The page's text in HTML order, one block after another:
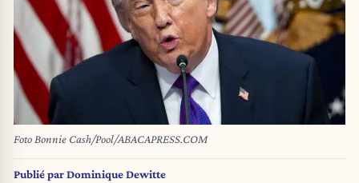
Foto Bonnie Cash/Pool/ABACAPRESS.COM
Publié parDominique Dewitte